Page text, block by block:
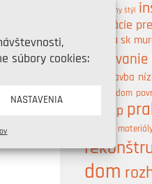
súbory cookies:
NASTAVENIA
industriálny štýl
inšpirácie
strecha sk
murovanie
novostavba
pasívny dom
postup
prírodné
dom